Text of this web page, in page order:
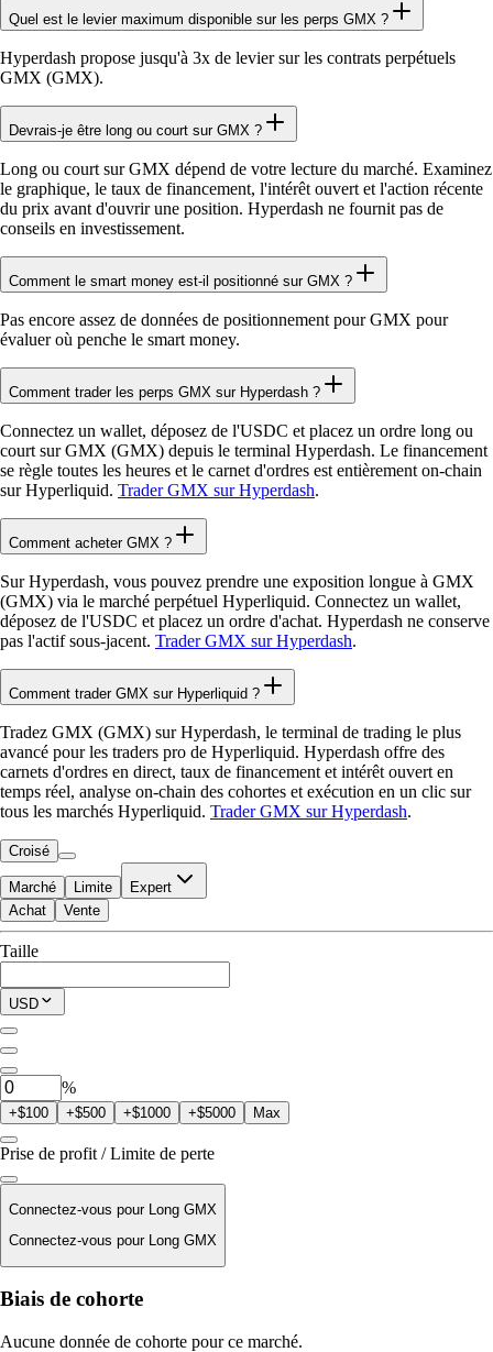
Quel est le levier maximum disponible sur les perps GMX ?
Hyperdash propose jusqu'à 3x de levier sur les contrats perpétuels
GMX (GMX).
Devrais-je être long ou court sur GMX ?
Long ou court sur GMX dépend de votre lecture du marché. Examinez
le graphique, le taux de financement, l'intérêt ouvert et l'action récente
du prix avant d'ouvrir une position. Hyperdash ne fournit pas de
conseils en investissement.
Comment le smart money est-il positionné sur GMX ?
Pas encore assez de données de positionnement pour GMX pour
évaluer où penche le smart money.
Comment trader les perps GMX sur Hyperdash ?
Connectez un wallet, déposez de l'USDC et placez un ordre long ou
court sur GMX (GMX) depuis le terminal Hyperdash. Le financement
se règle toutes les heures et le carnet d'ordres est entièrement on-chain
sur Hyperliquid. Trader GMX sur Hyperdash.
Comment acheter GMX ?
Sur Hyperdash, vous pouvez prendre une exposition longue à GMX
(GMX) via le marché perpétuel Hyperliquid. Connectez un wallet,
déposez de l'USDC et placez un ordre d'achat. Hyperdash ne conserve
pas l'actif sous-jacent. Trader GMX sur Hyperdash.
Comment trader GMX sur Hyperliquid ?
Tradez GMX (GMX) sur Hyperdash, le terminal de trading le plus
avancé pour les traders pro de Hyperliquid. Hyperdash offre des
carnets d'ordres en direct, taux de financement et intérêt ouvert en
temps réel, analyse on-chain des cohortes et exécution en un clic sur
tous les marchés Hyperliquid. Trader GMX sur Hyperdash.
Croisé
Marché Limite Expert
Disponible pour trader
$0.00
Position actuelle
0 GMX
Achat Vente
Taille
USD
%
+$100 +$500 +$1000 +$5000 Max
Prise de profit / Limite de perte
Connectez-vous pour Long GMX
Connectez-vous pour Long GMX
Prix de liquidation
N/D
Biais de cohorte
Aucune donnée de cohorte pour ce marché.